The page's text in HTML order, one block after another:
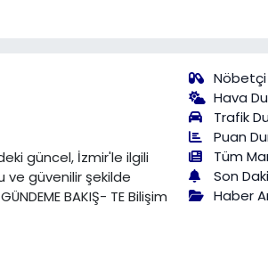
güncel, İzmir'le ilgili
ve güvenilir şekilde
BAKIŞ- TE Bilişim
Nöbetçi
Hava
Trafik
Puan
Tüm
Son
Haber